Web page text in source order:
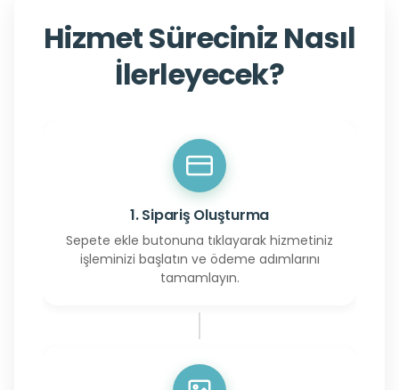
Hizmet Süreciniz Nasıl
İlerleyecek?
1. Sipariş Oluşturma
Sepete ekle butonuna tıklayarak hizmetiniz
işleminizi başlatın ve ödeme adımlarını
tamamlayın.